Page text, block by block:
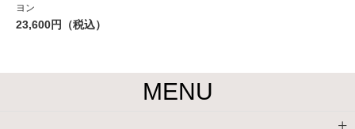
ヨン
23,600円（税込）
MENU